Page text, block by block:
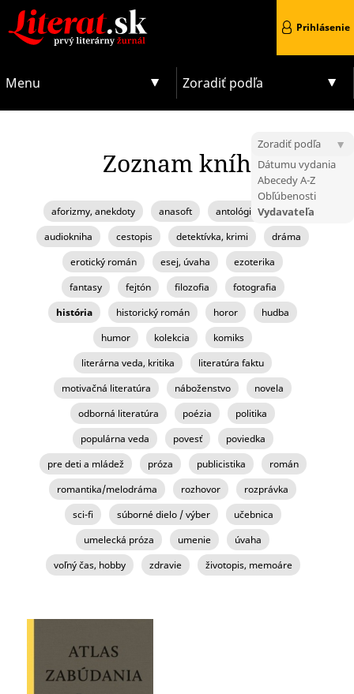
Menu Zoradiť podľa
Prihlásenie
Zoznam kníh
aforizmy, anekdoty anasoft
antológia, zborník
audiokniha
cestopis detektívka, krimi
dráma
erotický román
esej, úvaha
ezoterika
fantasy
fejtón filozofia
fotografia
história
historický román horor
hudba
humor
kolekcia
komiks
literárna veda, kritika
literatúra faktu
motivačná literatúra
náboženstvo
novela
odborná literatúra
poézia
politika
populárna veda
povesť
poviedka
pre deti a mládež
próza publicistika
román
romantika/melodráma
rozhovor
rozprávka
sci-fi
súborné dielo / výber
učebnica
umelecká próza
umenie
úvaha
voľný čas, hobby
zdravie životopis, memoáre
Zoradiť podľa
Dátumu vydania
Abecedy A-Z
Obľúbenosti
Vydavateľa
STRÁNKY